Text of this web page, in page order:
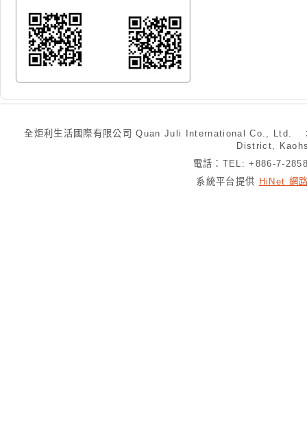
全炬利生活國際有限公司 Quan Juli International Co., Ltd.
District,
電話：TEL: +886-7-
系統平台提供 HiNet 網